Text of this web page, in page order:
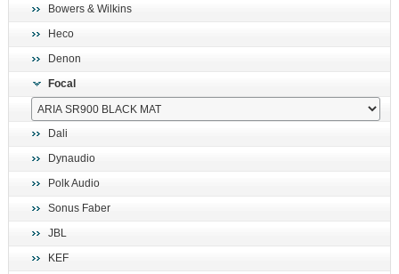
Bowers & Wilkins
Heco
Denon
Focal
Dali
Dynaudio
Polk Audio
Sonus Faber
JBL
KEF